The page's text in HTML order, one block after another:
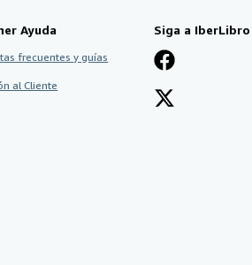
Ayuda
frecuentes y guías
al Cliente
Siga a IberLibro